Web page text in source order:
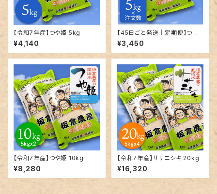
【令和7年産】つや姫 5kg
¥4,140
【45日ごと発送｜定期便】つや
姫｜精米｜5kg単位で発送
¥3,450
【令和7年産】つや姫 10kg
¥8,280
【令和7年産】ササニシキ 20kg
¥16,320